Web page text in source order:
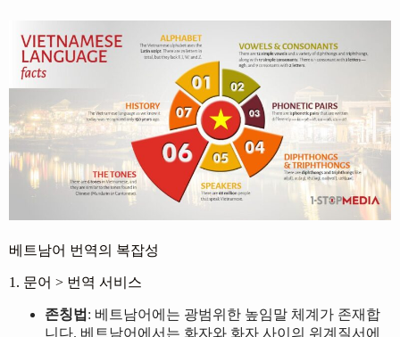
베트남어 번역의 복잡성
1. 문어 > 번역 서비스
존칭법 : 베트남어에는 광범위한 높임말 체계가 존재합
니다. 베트남어에서는 화자와 화자 사이의 위계질서에